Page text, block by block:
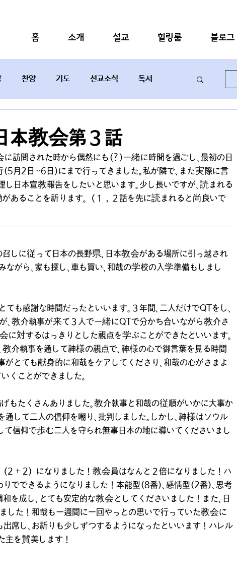
홈 소개 설교 힐링룸 블로그
찬양 기도 선교소식 독서
本教会第３話
に訪問された時から偶然にも(?)一緒に時間を過ごし、最初の日
月2日~6日)にまで行ってきました。私が隣で、また実際に言
日本宣教報告をしたいと思います。少し長いですが、読まれる
あることを祈ります。（１，２話を先に読まれると尚良いで
召しに従って日本の長野県、日本教会がある場所に引っ越され
ながら、家も探し、車も買い、和哉の学校の入学準備もしまし
も感謝な時間だったといいます。３年間、二人だけでQTをし、
、教介執事が来て３人で一緒にQTで分かち合いながら教介さ
に対するはっきりとした視点を学ぶことができたといいます。
介執事を通して神様の視点で、神様の心で御言葉を見る時間
がとても献身的に和哉をケアしてくださり、和哉の心がさまよ
くことができました。
もたくさんありました。教介執事と和哉の従順がいかに大事か
して二人の信仰を嘲り、批判しました。しかし、神様はソウル
信仰で歩む二人を守られ無事日本の地に導いてくださいまし
2 + 2）になりました！教会員はなんと２倍になりました！ハ
りでできるようになりました！本能型(8番)、感情型(2番)、思考
を成し、とても安定的な教会としてくださいました！また、日
した！和哉も一週間に一回やっとの思いで行っていた教会に
席し、お祈りも少しずつするようになったといいます！ハレル
主を賛美します！